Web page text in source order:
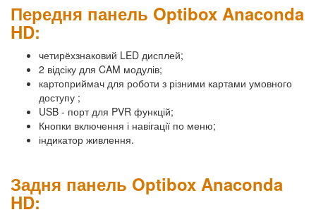
Передня панель Optibox Anaconda
HD:
четирёхзнаковий LED дисплей;
2 відсіку для CAM модулів;
картоприймач для роботи з різними картами умовного
доступу ;
USB - порт для PVR функцій;
Кнопки включення і навігації по меню;
індикатор живлення.
Задня панель Optibox Anaconda
HD: